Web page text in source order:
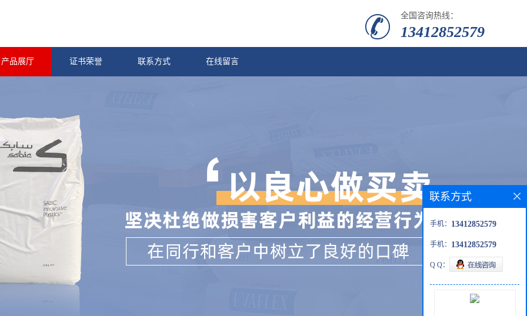
全国咨询热线：
13412852579
产品展厅 证书荣誉 联系方式 在线留言
联系方式
手机： 13412852579
手机： 13412852579
Q Q：